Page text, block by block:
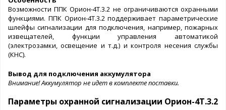
Возможности ППК Орион-4Т.3.2 не ограничиваются охранными
функциями. ППК Орион-4Т.3.2 поддерживает параметрические
шлейфы сигнализации для подключения, например, пожарных
извещателей, функции управления автоматикой
(электрозамки, освещение и т.д.) и контроля несения службы
(КНС).
Вывод для подключения аккумулятора
Внимание! Аккумулятор не идет в комплекте поставки.
Параметры охранной сигнализации Орион-4Т.3.2